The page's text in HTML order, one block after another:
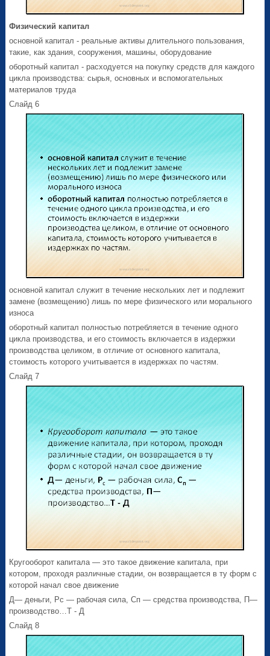
Физический капитал
основной капитал - реальные активы длительного пользования,
такие, как здания, сооружения, машины, оборудование
оборотный капитал - расходуется на покупку средств для каждого
цикла производства: сырья, основных и вспомогательных
материалов труда
Слайд 6
основной капитал служит в течение нескольких лет и подлежит
замене (возмещению) лишь по мере физического или морального
износа
оборотный капитал полностью потребляется в течение одного
цикла производства, и его стоимость включается в издержки
производства целиком, в отличие от основного капитала,
стоимость которого учитывается в издержках по частям.
Слайд 7
Кругооборот капитала — это такое движение капитала, при
котором, проходя различные стадии, он возвращается в ту форм с
которой начал свое движение
Д— деньги, Рс — рабочая сила, Сп — средства производства, П—
производство…Т - Д
Слайд 8